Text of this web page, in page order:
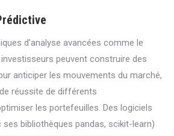
d’analyse avancées comme le
peuvent construire des
anticiper les mouvements du marché,
réussite de différents
les portefeuilles. Des logiciels
bibliothèques pandas, scikit-learn)